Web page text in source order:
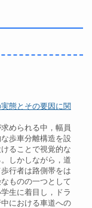
態とその要因に関
められる中，幅員
歩車分離構造を設
ることで視覚的な
しかしながら，道
行者は路側帯をは
ものの一つとして
生に着目し，ドラ
における車道への